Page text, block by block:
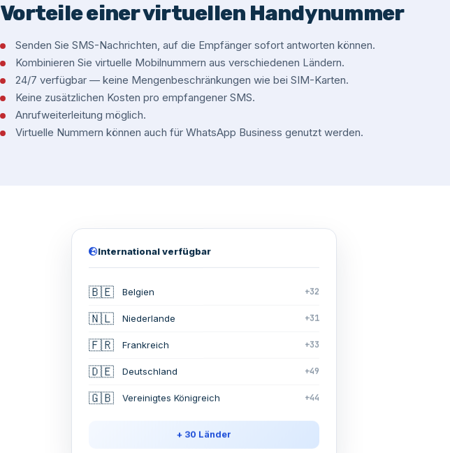
Vorteile einer virtuellen Handynummer
Senden Sie SMS-Nachrichten, auf die Empfänger sofort antworten können.
Kombinieren Sie virtuelle Mobilnummern aus verschiedenen Ländern.
24/7 verfügbar — keine Mengenbeschränkungen wie bei SIM-Karten.
Keine zusätzlichen Kosten pro empfangener SMS.
Anrufweiterleitung möglich.
Virtuelle Nummern können auch für WhatsApp Business genutzt werden.
International verfügbar
🇧🇪 Belgien +32
🇳🇱 Niederlande +31
🇫🇷 Frankreich +33
🇩🇪 Deutschland +49
🇬🇧 Vereinigtes Königreich +44
+ 30 Länder